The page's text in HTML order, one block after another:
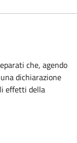
che, agendo
dichiarazione
effetti della